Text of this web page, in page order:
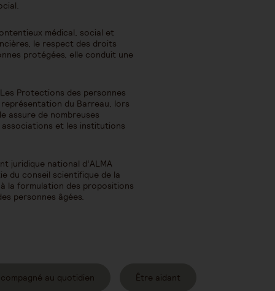
médical, social et
le respect des droits
protégées, elle conduit une
Protections des personnes
du Barreau, lors
assure de nombreuses
associations et les institutions
juridique national d’ALMA
du conseil scientifique de la
à la formulation des propositions
personnes âgées.
au quotidien Être aidant